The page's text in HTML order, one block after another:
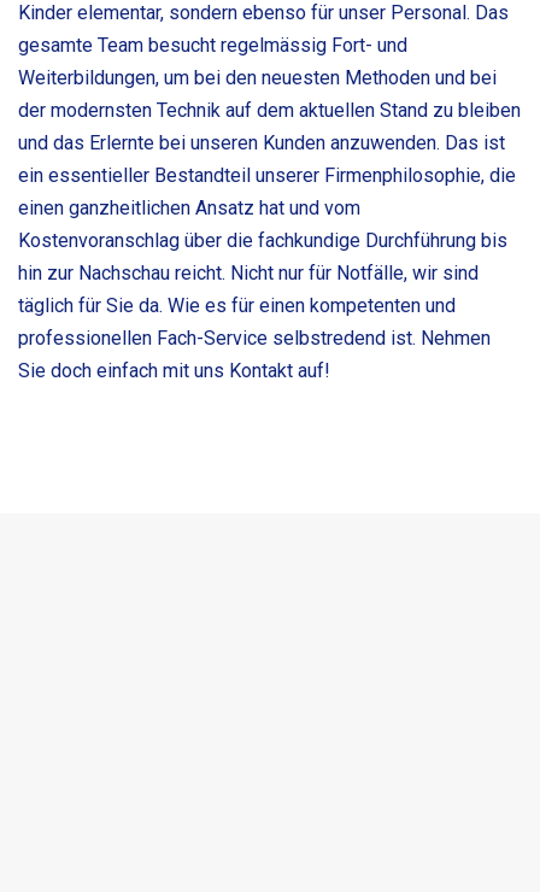
Kinder elementar, sondern ebenso für unser Personal. Das
gesamte Team besucht regelmässig Fort- und
Weiterbildungen, um bei den neuesten Methoden und bei
der modernsten Technik auf dem aktuellen Stand zu bleiben
und das Erlernte bei unseren Kunden anzuwenden. Das ist
ein essentieller Bestandteil unserer Firmenphilosophie, die
einen ganzheitlichen Ansatz hat und vom
Kostenvoranschlag über die fachkundige Durchführung bis
hin zur Nachschau reicht. Nicht nur für Notfälle, wir sind
täglich für Sie da. Wie es für einen kompetenten und
professionellen Fach-Service selbstredend ist. Nehmen
Sie doch einfach mit uns Kontakt auf!